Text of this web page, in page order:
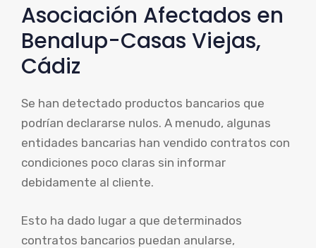
Asociación Afectados en
Benalup-Casas Viejas,
Cádiz
Se han detectado productos bancarios que
podrían declararse nulos. A menudo, algunas
entidades bancarias han vendido contratos con
condiciones poco claras sin informar
debidamente al cliente.
Esto ha dado lugar a que determinados
contratos bancarios puedan anularse,